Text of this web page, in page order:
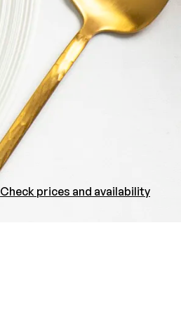
Check prices and availability